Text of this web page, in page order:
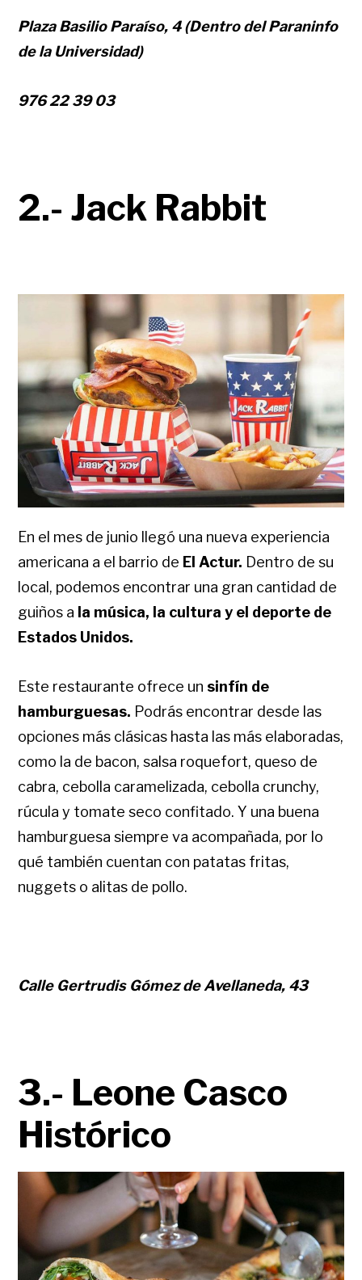
Plaza Basilio Paraíso, 4 (Dentro del Paraninfo
de la Universidad)
976 22 39 03
2.- Jack Rabbit
En el mes de junio llegó una nueva experiencia
americana a el barrio de El Actur. Dentro de su
local, podemos encontrar una gran cantidad de
guiños a la música, la cultura y el deporte de
Estados Unidos.
Este restaurante ofrece un sinfín de
hamburguesas. Podrás encontrar desde las
opciones más clásicas hasta las más elaboradas,
como la de bacon, salsa roquefort, queso de
cabra, cebolla caramelizada, cebolla crunchy,
rúcula y tomate seco confitado. Y una buena
hamburguesa siempre va acompañada, por lo
qué también cuentan con patatas fritas,
nuggets o alitas de pollo.
Calle Gertrudis Gómez de Avellaneda, 43
3.- Leone Casco
Histórico